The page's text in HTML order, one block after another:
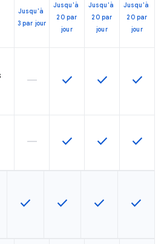
Jusqu'à
3 par jour
Jusqu'à
20 par
jour
Jusqu'à
20 par
jour
Jusqu'à
20 par
jour
Cette fonctionnalité n'est pas
horizontal_rule Cette fonctionnalité est
check Cette
check Cette
check
Cette fonctionnalité n'est pas
horizontal_rule Cette fonctionnalité est
check Cette
check Cette
check
Cette fonctionnalité est disponible
check Cette fonctionnalité est
check Cette
check Cette
check